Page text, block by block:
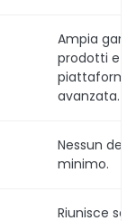
Ampia
prodotti e
piattaforma
avanzata.
Nessun
minimo.
Riunisce